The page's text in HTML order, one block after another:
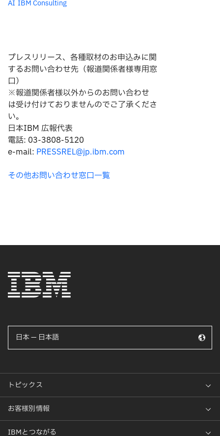
AI IBM Consulting
プレスリリース、各種取材のお申込みに関
するお問い合わせ先（報道関係者様専用窓
口）
※報道関係者様以外からのお問い合わせ
は受け付けておりませんのでご了承くださ
い。
日本IBM 広報代表
電話: 03-3808-5120
e-mail: PRESSREL@jp.ibm.com
その他お問い合わせ窓口一覧
日本 — 日本語